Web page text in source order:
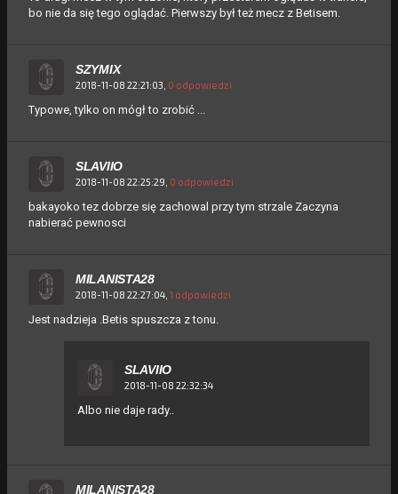
bo nie da się tego oglądać. Pierwszy był też mecz z Betisem.
SZYMIX
2018-11-08 22:21:03, 0 odpowiedzi
Typowe, tylko on mógł to zrobić ...
SLAVIIO
2018-11-08 22:25:29, 0 odpowiedzi
bakayoko tez dobrze się zachowal przy tym strzale Zaczyna
nabierać pewnosci
MILANISTA28
2018-11-08 22:27:04, 1 odpowiedzi
Jest nadzieja .Betis spuszcza z tonu.
SLAVIIO
2018-11-08 22:32:34
Albo nie daje rady..
MILANISTA28